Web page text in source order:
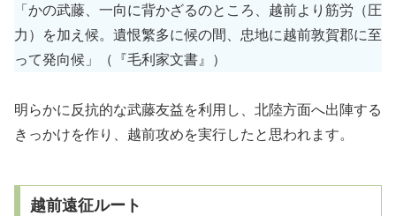
「かの武藤、一向に背かざるのところ、越前より筋労（圧
力）を加え候。遺恨繁多に候の間、忠地に越前敦賀郡に至
って発向候」（『毛利家文書』）
明らかに反抗的な武藤友益を利用し、北陸方面へ出陣する
きっかけを作り、越前攻めを実行したと思われます。
越前遠征ルート